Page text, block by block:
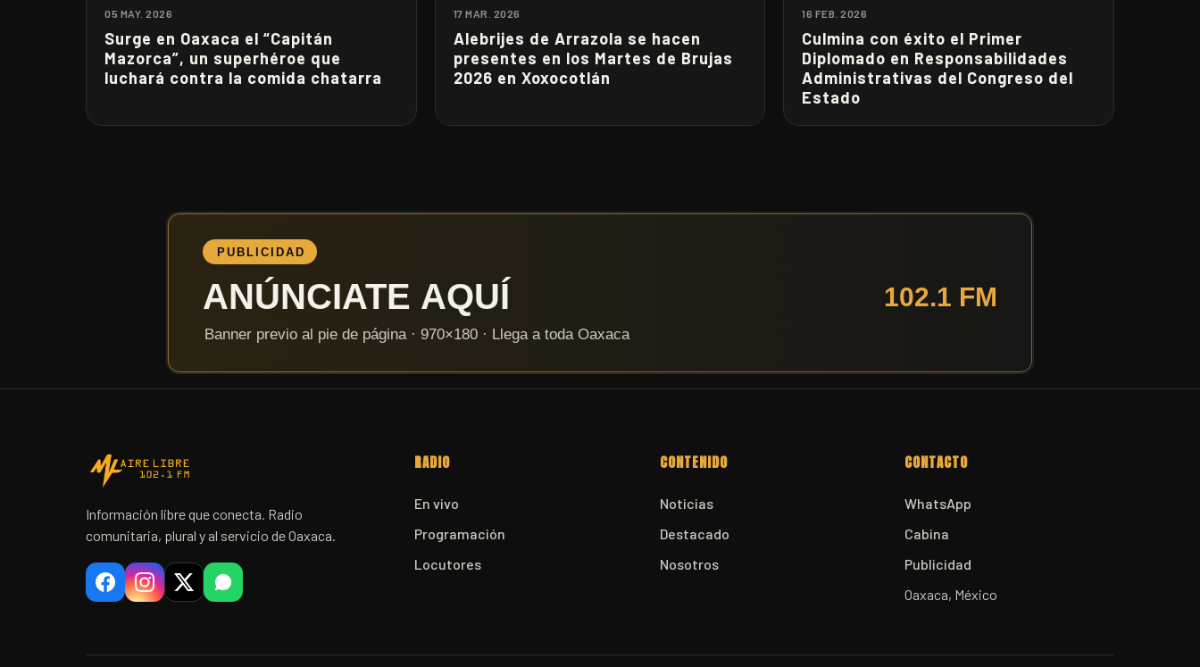
05 MAY. 2026
Surge en Oaxaca el “Capitán
Mazorca”, un superhéroe que
luchará contra la comida chatarra
17 MAR. 2026
Alebrijes de Arrazola se hacen
presentes en los Martes de Brujas
2026 en Xoxocotlán
16 FEB. 2026
Culmina con éxito el Primer
Diplomado en Responsabilidades
Administrativas del Congreso del
Estado
Información libre que conecta. Radio
comunitaria, plural y al servicio de Oaxaca.
RADIO
En vivo
Programación
Locutores
CONTENIDO
Noticias
Destacado
Nosotros
CONTACTO
WhatsApp
Cabina
Publicidad
Oaxaca, México